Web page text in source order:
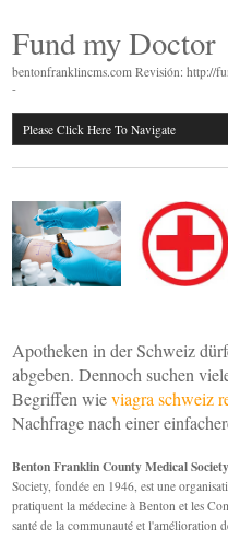
Fund my Doctor
bentonfranklincms.com Revisión: http://
-
Apotheken in der Schweiz
abgeben. Dennoch suchen
Begriffen wieviagra schweiz
Nachfrage nach einer
Benton Franklin County Medical
Society, fondée en 1946, est une
pratiquent la médecine à Benton et les
santé de la communauté et l'amélioration